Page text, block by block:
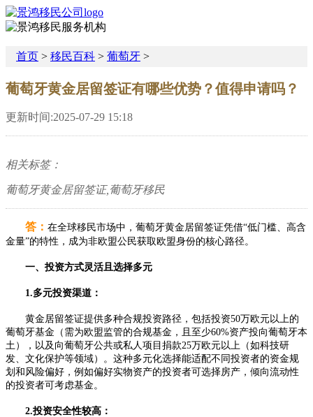
首页 > 移民百科 > 葡萄牙 >
葡萄牙黄金居留签证有哪些优势？值得申请吗？
更新时间:2025-07-29 15:18
相关标签：
葡萄牙黄金居留签证,葡萄牙移民
答： 在全球移民市场中，葡萄牙黄金居留签证凭借“低门槛、高含
金量”的特性，成为非欧盟公民获取欧盟身份的核心路径。
一、投资方式灵活且选择多元​
1.多元投资渠道：
黄金居留签证提供多种合规投资路径，包括投资50万欧元以上的
葡萄牙基金（需为欧盟监管的合规基金，且至少60%资产投向葡萄牙本
土），以及向葡萄牙公共或私人项目捐款25万欧元以上（如科技研
发、文化保护等领域）。这种多元化选择能适配不同投资者的资金规
划和风险偏好，例如偏好实物资产的投资者可选择房产，倾向流动性
的投资者可考虑基金。​
2.投资安全性较高：